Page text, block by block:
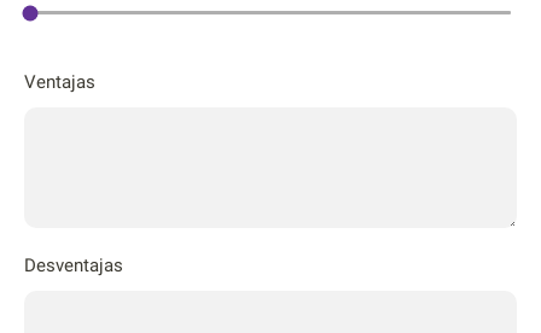
Ventajas
Desventajas